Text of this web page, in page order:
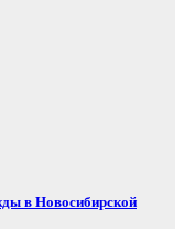
в Новосибирской